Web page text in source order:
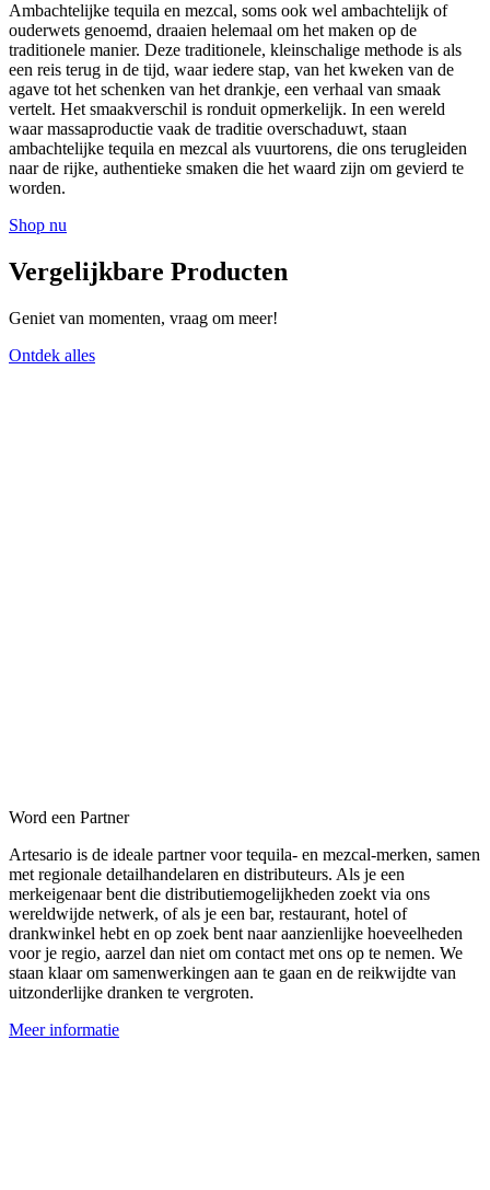
Ambachtelijke tequila en mezcal, soms ook wel ambachtelijk of
ouderwets genoemd, draaien helemaal om het maken op de
traditionele manier. Deze traditionele, kleinschalige methode is als
een reis terug in de tijd, waar iedere stap, van het kweken van de
agave tot het schenken van het drankje, een verhaal van smaak
vertelt. Het smaakverschil is ronduit opmerkelijk. In een wereld
waar massaproductie vaak de traditie overschaduwt, staan
ambachtelijke tequila en mezcal als vuurtorens, die ons terugleiden
naar de rijke, authentieke smaken die het waard zijn om gevierd te
worden.
Shop nu
Vergelijkbare Producten
Geniet van momenten, vraag om meer!
Ontdek alles
Word een Partner
Artesario is de ideale partner voor tequila- en mezcal-merken, samen
met regionale detailhandelaren en distributeurs. Als je een
merkeigenaar bent die distributiemogelijkheden zoekt via ons
wereldwijde netwerk, of als je een bar, restaurant, hotel of
drankwinkel hebt en op zoek bent naar aanzienlijke hoeveelheden
voor je regio, aarzel dan niet om contact met ons op te nemen. We
staan klaar om samenwerkingen aan te gaan en de reikwijdte van
uitzonderlijke dranken te vergroten.
Meer informatie